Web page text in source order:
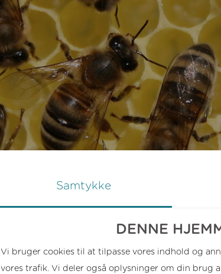
Samtykke
DENNE
Vi bruger cookies til at tilpasse vores indhold og
vores trafik. Vi deler også oplysninger om din brug